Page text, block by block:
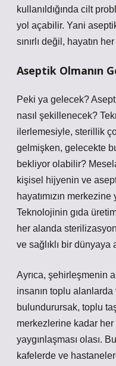
kullanıldığında cilt
yol açabilir. Yani
sınırlı değil, hayatın
Aseptik Olmanın
Peki ya gelecek?
nasıl şekillenecek?
ilerlemesiyle, sterillik
gelmişken, gelecekte
bekliyor olabilir?
kişisel hijyenin ve
hayatımızın
Teknolojinin gıda
her alanda
ve sağlıklı bir dünyaya
Ayrıca, şehirleşmenin
insanın toplu
bulundurursak, toplu
merkezlerine kadar
yaygınlaşması olası.
kafelerde ve